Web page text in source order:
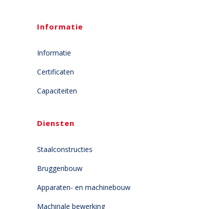
Informatie
Informatie
Certificaten
Capaciteiten
Diensten
Staalconstructies
Bruggenbouw
Apparaten- en machinebouw
Machinale bewerking